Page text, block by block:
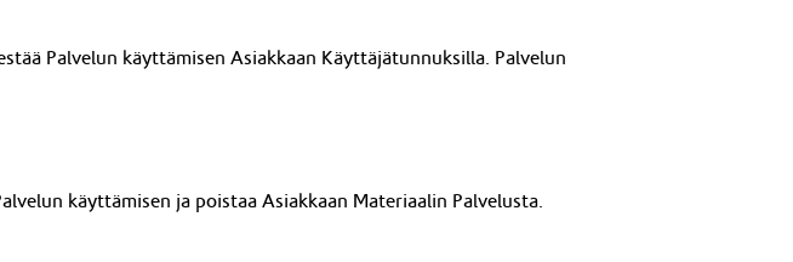
Palvelun käyttämisen Asiakkaan Käyttäjätunnuksilla. Palvelun
käyttämisen ja poistaa Asiakkaan Materiaalin Palvelusta.